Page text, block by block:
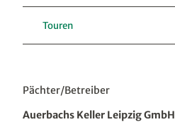
Touren
Pächter/Betreiber
Auerbachs Keller Leipzig GmbH